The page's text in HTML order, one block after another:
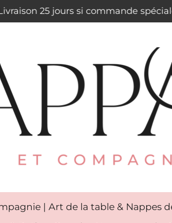
25 jours si commande
| Art de la table & Nappes